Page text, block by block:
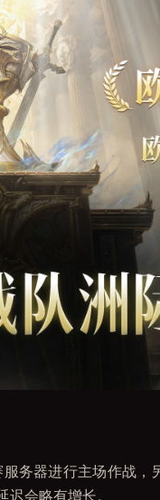
务器进行主场作战，
会略有增长。